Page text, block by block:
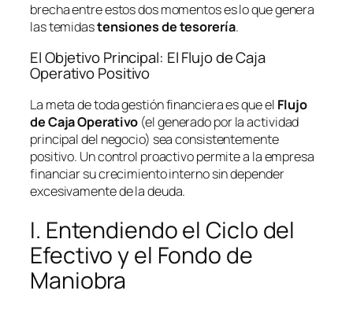
brecha entre estos dos momentos es lo que genera
las temidastensiones de tesorería.
El Objetivo Principal: El Flujo de Caja
Operativo Positivo
La meta de toda gestión financiera es que el Flujo
de Caja Operativo (el generado por la actividad
principal del negocio) sea consistentemente
positivo. Un control proactivo permite a la empresa
financiar su crecimiento interno sin depender
excesivamente de la deuda.
I. Entendiendo el Ciclo del
Efectivo y el Fondo de
Maniobra